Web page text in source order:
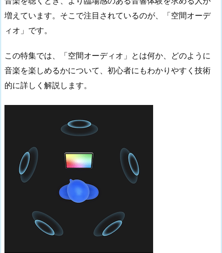
増えています。そこで注目されているのが、「空間オーデ
ィオ」です。
この特集では、「空間オーディオ」とは何か、どのように
音楽を楽しめるかについて、初心者にもわかりやすく技術
的に詳しく解説します。